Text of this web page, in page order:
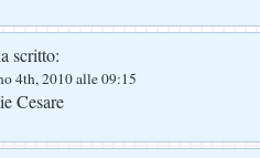
scritto:
4th, 2010 alle 09:15
Cesare